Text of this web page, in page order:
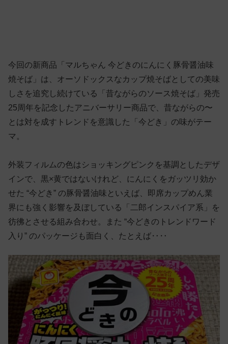
今回の新商品「マルちゃん 今どきのにんにく豚骨醤油味
焼そば」は、オーソドックスなカップ焼そばとしての美味
しさを追究し続けている「昔ながらのソース焼そば」発売
25周年を記念したアニバーサリー商品で、昔ながらの〜
とは対を成すトレンドを意識した「今どき」の味がテー
マ。
外装フィルムの色はショッキングピンクを基調としたデザ
インで、黒×黄ではないけれど、にんにくをガッツリ効か
せた “今どき” の豚骨醤油味といえば、即席カップめん業
界にも強く影響を及ぼしている「二郎インスパイア系」を
彷彿とさせる組み合わせ。また “今どきのトレンドワード
入り” のパッケージも面白く、たとえば‥‥